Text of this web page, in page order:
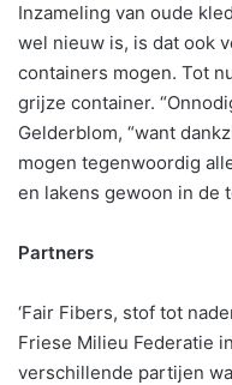
Inzameling van oude
wel nieuw is, is dat ook
containers mogen. Tot
grijze container.
Gelderblom, “want
mogen tegenwoordig
en lakens gewoon in de
Partners
‘Fair Fibers, stof tot
Friese Milieu Federatie
verschillende partijen